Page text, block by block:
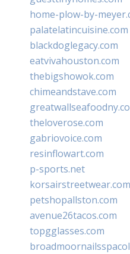
home-plow-by-
palatelatincuisine.com
blackdoglegacy.com
eatvivahouston.com
thebigshowok.com
chimeandstave.com
theloverose.com
gabriovoice.com
resinflowart.com
p-sports.net
korsairstreetwear.com
petshopallston.com
avenue26tacos.com
topgglasses.com